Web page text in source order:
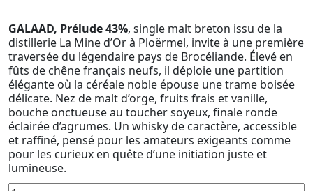
GALAAD, Prélude 43%, single malt breton issu de la
distillerie La Mine d’Or à Ploërmel, invite à une première
traversée du légendaire pays de Brocéliande. Élevé en
fûts de chêne français neufs, il déploie une partition
élégante où la céréale noble épouse une trame boisée
délicate. Nez de malt d’orge, fruits frais et vanille,
bouche onctueuse au toucher soyeux, finale ronde
éclairée d’agrumes. Un whisky de caractère, accessible
et raffiné, pensé pour les amateurs exigeants comme
pour les curieux en quête d’une initiation juste et
lumineuse.